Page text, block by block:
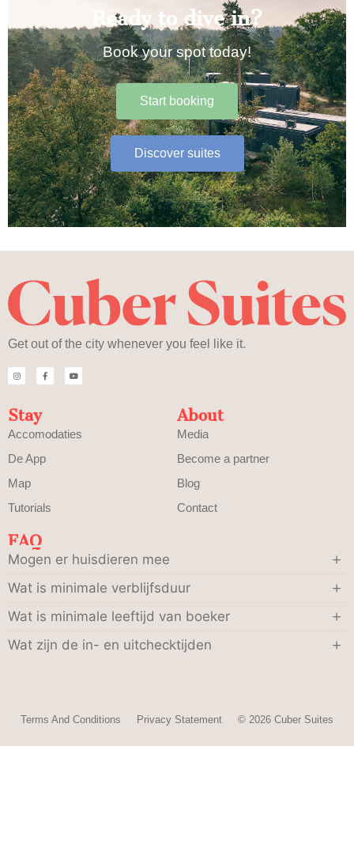
Ready to dive in?
Book your spot today!
Start booking
Discover suites
Get out of the city whenever you feel like it.
Stay
Accomodaties
De App
Map
Tutorials
About
Media
Become a partner
Blog
Contact
FAQ
Mogen er huisdieren mee
Wat is minimale verblijfsduur
Wat is minimale leeftijd van boeker
Wat zijn de in- en uitchecktijden
Terms And Conditions Privacy Statement © 2026 Cuber Suites